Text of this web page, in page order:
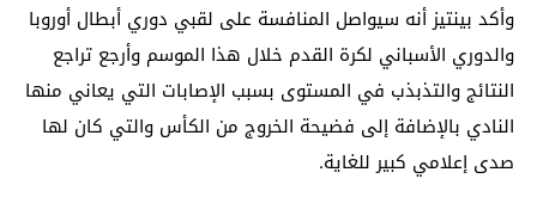
وأكد بينتيز أنه سيواصل المنافسة على لقبي دوري أبطال أوروبا
والدوري الأسباني لكرة القدم خلال هذا الموسم وأرجع تراجع
النتائج والتذبذب في المستوى بسبب الإصابات التي يعاني منها
النادي بالإضافة إلى فضيحة الخروج من الكأس والتي كان لها
صدى إعلامي كبير للغاية.